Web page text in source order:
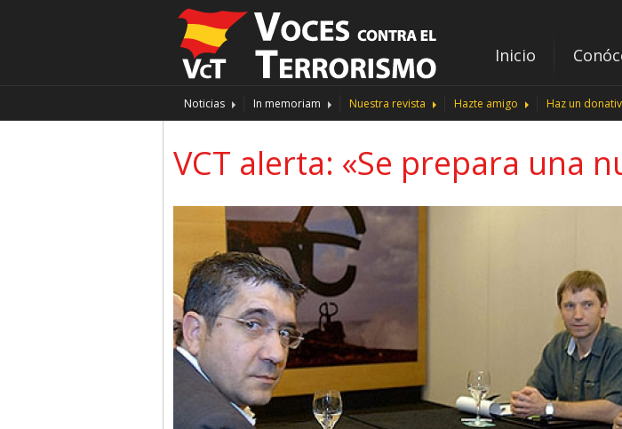
Inicio
Noticias In memoriam Nuestra revista Hazte amigo Haz un
VCT alerta: «Se prepara una